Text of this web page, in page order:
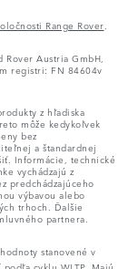
Range Rover
Austria GmbH,
registri: FN 84604v
z hľadiska
môže kedykoľvek
bez
a štandardnej
Informácie, technické
vychádzajú z
predchádzajúceho
výbavou alebo
trhoch. Ďalšie
partnera.
stanovené v
cyklu WLTP. Majú